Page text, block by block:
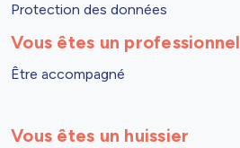
Protection des données
Vous êtes un professionnel
Être accompagné
Vous êtes un huissier